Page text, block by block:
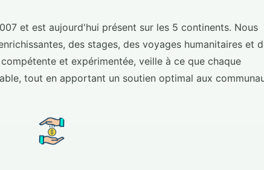
et est aujourd'hui présent sur les 5 continents. Nous
des stages, des voyages humanitaires et
et expérimentée, veille à ce que chaque
tout en apportant un soutien optimal aux